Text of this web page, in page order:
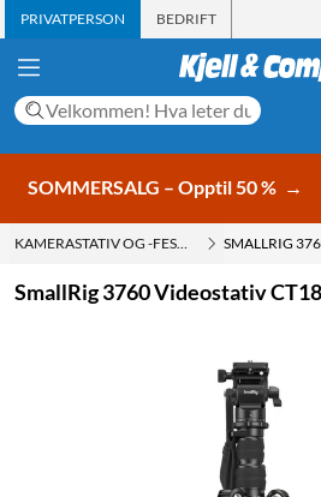
PRIVATPERSON BEDRIFT
SOMMERSALG – Opptil 50 % →
KAMERASTATIV OG -FESTER
SmallRig 3760 Videostativ